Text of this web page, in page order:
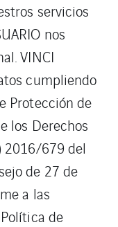
servicios
nos
VINCI
cumpliendo
Protección de
los Derechos
2016/679 del
de 27 de
a las
de